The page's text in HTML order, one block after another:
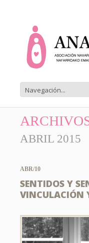
ABRIL 2015
ABR/10
SENTIDOS Y
VINCULACIÓN